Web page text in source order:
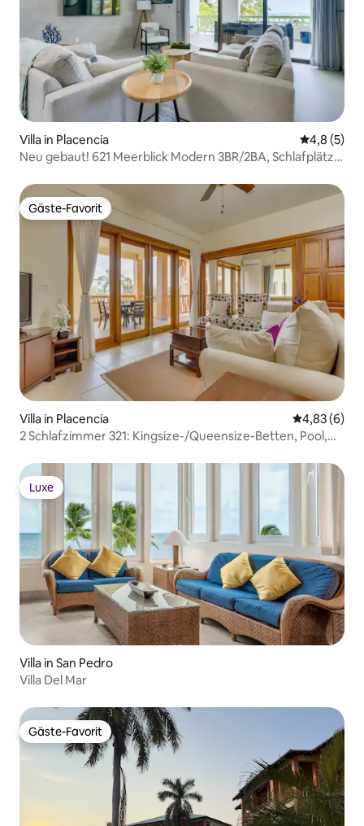
Villa in Placencia
4,8 (5)
Neu gebaut! 621 Meerblick Modern 3BR/2BA, Schlafplätze
Gäste-Favorit
Gäste-Favorit
Villa in Placencia
4,83 (6)
2 Schlafzimmer 321: Kingsize-/Queensize-Betten, Pool,
Luxe
Luxe
Villa in San Pedro
Villa Del Mar
Gäste-Favorit
Gäste-Favorit